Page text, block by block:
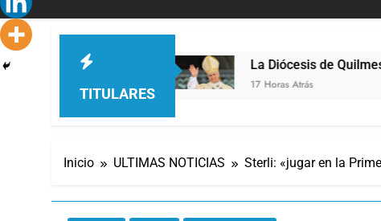
TITULARES
de Quilmes La Diócesis de Quilmes
17 Horas Atrás
Inicio ULTIMAS NOTICIAS Sterli: «jugar en la